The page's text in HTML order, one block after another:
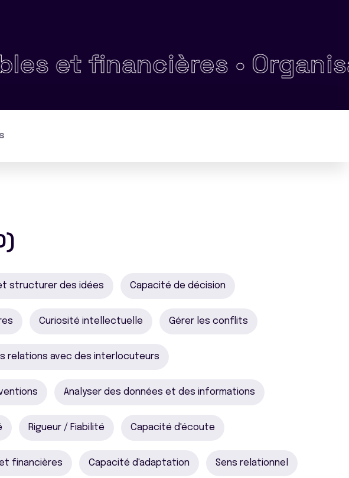
•Organisation
structurer des idées Capacité de décision
Curiosité intellectuelle Gérer les conflits
relations avec des interlocuteurs
Analyser des données et des informations
Rigueur / Fiabilité Capacité d'écoute
financières Capacité d'adaptation Sens relationnel